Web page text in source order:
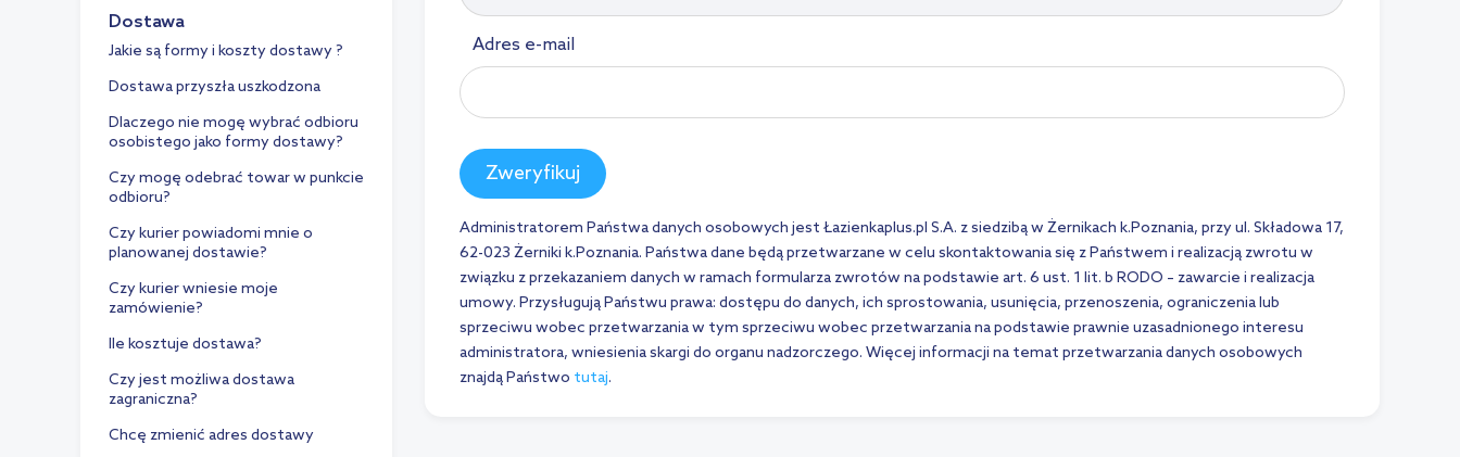
Dostawa
Jakie są formy i koszty dostawy ?
Dostawa przyszła uszkodzona
Dlaczego nie mogę wybrać odbioru
osobistego jako formy dostawy?
Czy mogę odebrać towar w punkcie
odbioru?
Czy kurier powiadomi mnie o
planowanej dostawie?
Czy kurier wniesie moje
zamówienie?
Ile kosztuje dostawa?
Czy jest możliwa dostawa
zagraniczna?
Chcę zmienić adres dostawy
Adres e-mail
Zweryfikuj
Administratorem Państwa danych osobowych jest Łazienkaplus.pl S.A. z siedzibą w Żernikach k.Poznania, przy ul. Składowa 17,
62-023 Żerniki k.Poznania. Państwa dane będą przetwarzane w celu skontaktowania się z Państwem i realizacją zwrotu w
związku z przekazaniem danych w ramach formularza zwrotów na podstawie art. 6 ust. 1 lit. b RODO – zawarcie i realizacja
umowy. Przysługują Państwu prawa: dostępu do danych, ich sprostowania, usunięcia, przenoszenia, ograniczenia lub
sprzeciwu wobec przetwarzania w tym sprzeciwu wobec przetwarzania na podstawie prawnie uzasadnionego interesu
administratora, wniesienia skargi do organu nadzorczego. Więcej informacji na temat przetwarzania danych osobowych
znajdą Państwo tutaj.